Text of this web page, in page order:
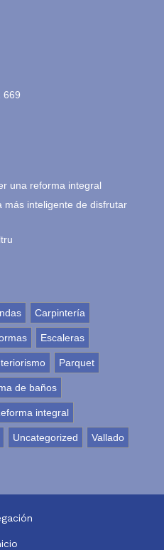
669
una reforma integral
más inteligente de disfrutar
Carpintería
Escaleras
Parquet
de baños
integral
Uncategorized Vallado